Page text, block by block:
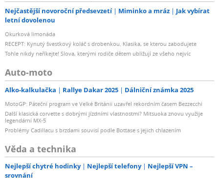
Nejčastější novoroční předsevzetí Miminko a mráz
Jak vybírat
letní dovolenou
Okurková limonáda
RECEPT: Kynutý švestkový koláč s drobenkou. Klasika, se kterou zabodujete
Tohle nikdy neříkejte! Slova, kterými rodiče dětem ubližují ze všeho nejvíc
Auto-moto
Alko-kalkulačka Rallye Dakar 2025 Dálniční známka 2025
MotoGP: Páteční program ve Velké Británii uzavřel rekordním časem Bezzecchi
Další klasická corvette s dobrými jízdními vlastnostmi? Mitsuoka znovu využije
legendární MX-5
Problémy Cadillacu s brzdami souvisí podle Bottase s jejich chlazením
Věda a technika
Nejlepší chytré hodinky Nejlepší telefony
Nejlepší VPN –
srovnání